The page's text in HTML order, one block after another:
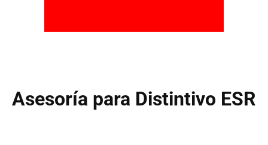
Asesoría para Distintivo ESR